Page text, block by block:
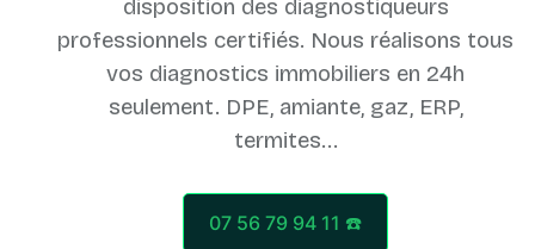
disposition des diagnostiqueurs
professionnels certifiés. Nous réalisons tous
vos diagnostics immobiliers en 24h
seulement. DPE, amiante, gaz, ERP,
07 56 79 94 11 ☎️